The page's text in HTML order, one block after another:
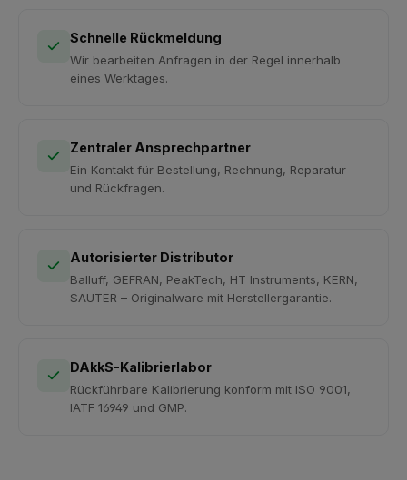
Schnelle Rückmeldung
Wir bearbeiten Anfragen in der Regel innerhalb
eines Werktages.
Zentraler Ansprechpartner
Ein Kontakt für Bestellung, Rechnung, Reparatur
und Rückfragen.
Autorisierter Distributor
Balluff, GEFRAN, PeakTech, HT Instruments, KERN,
SAUTER – Originalware mit Herstellergarantie.
DAkkS-Kalibrierlabor
Rückführbare Kalibrierung konform mit ISO 9001,
IATF 16949 und GMP.